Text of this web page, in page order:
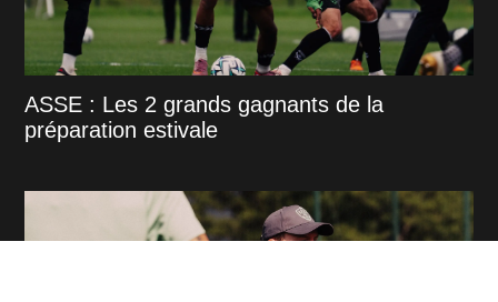
ASSE : Les 2 grands gagnants de la
préparation estivale